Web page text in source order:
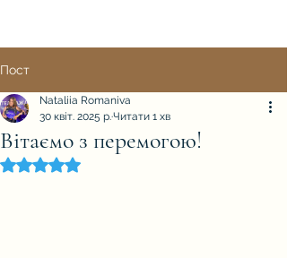
Пост
Вітаємо з перемогою!
Nataliia Romaniva
30 квіт. 2025 р.Читати 1 хв
Оцінка: NaN з 5 зірок.